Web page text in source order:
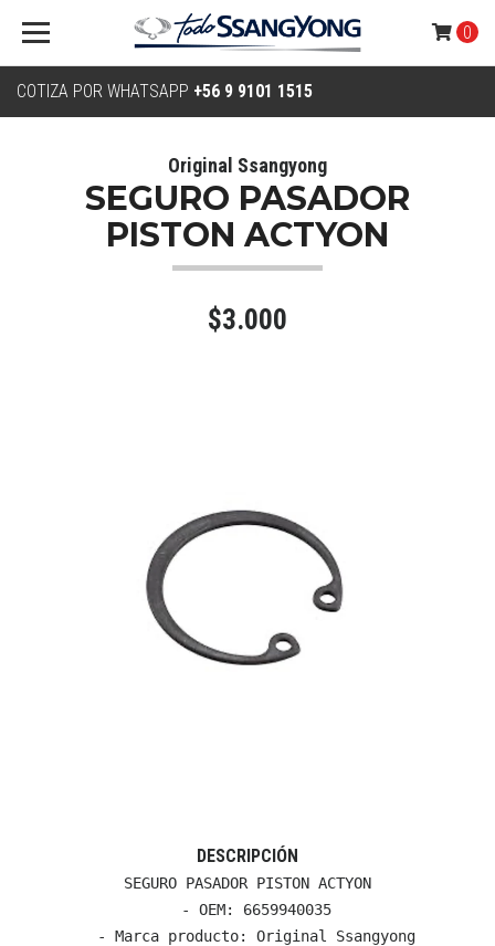
COTIZA POR WHATSAPP +56 9 9101 1515
0
Original Ssangyong
SEGURO PASADOR
PISTON ACTYON
$3.000
DESCRIPCIÓN
SEGURO PASADOR PISTON ACTYON
  - OEM: 6659940035
  - Marca producto: Original Ssangyong